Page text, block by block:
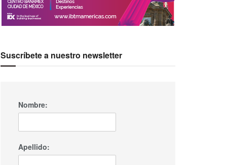
Suscríbete a nuestro newsletter
Nombre:
Apellido: